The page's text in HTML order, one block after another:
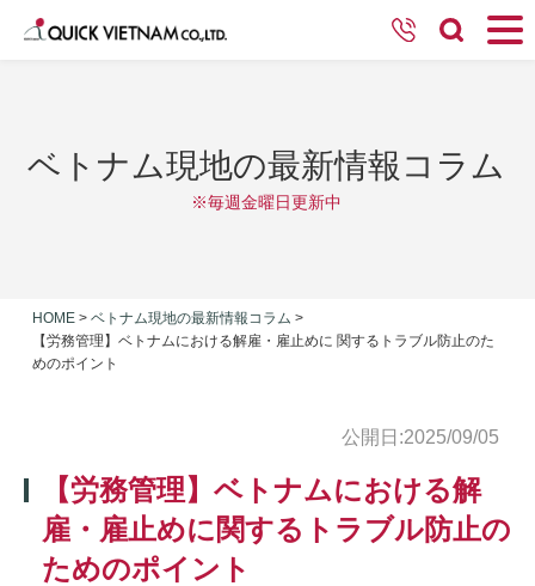
ベトナム現地の最新情報コラム
※毎週金曜日更新中
HOME > ベトナム現地の最新情報コラム >
【労務管理】ベトナムにおける解雇・雇止めに 関するトラブル防止のた
めのポイント
公開日:2025/09/05
【労務管理】ベトナムにおける解
雇・雇止めに関するトラブル防止の
ためのポイント